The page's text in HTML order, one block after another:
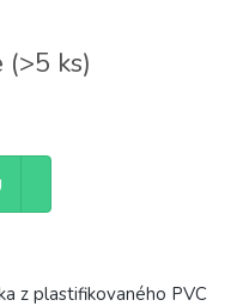
(>5 ks)
z plastifikovaného PVC